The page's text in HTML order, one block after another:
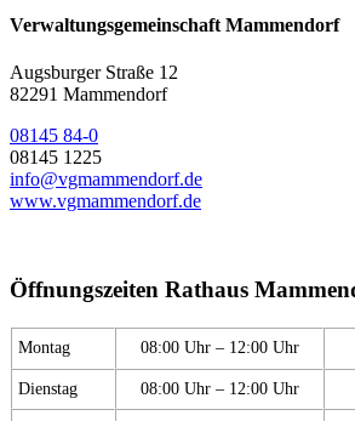
Verwaltungsgemeinschaft Mammendorf
Augsburger Straße 12
82291 Mammendorf
08145 84-0
08145 1225
info@vgmammendorf.de
www.vgmammendorf.de
Öffnungszeiten Rathaus
Montag 08:00 Uhr – 12:00 Uhr
Dienstag 08:00 Uhr – 12:00 Uhr